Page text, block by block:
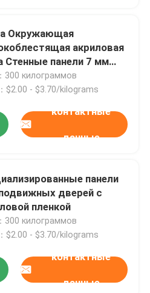
Окружающая
акриловая
Стенные панели 7 мм
лист
300 килограммов
$2.00 - $3.70/kilograms
контактные
данные
панели
дверей с
пленкой
300 килограммов
$2.00 - $3.70/kilograms
контактные
данные